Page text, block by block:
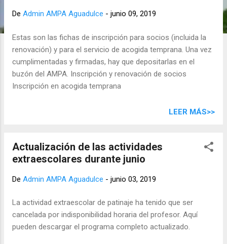
De Admin AMPA Aguadulce - junio 09, 2019
Estas son las fichas de inscripción para socios (incluida la
renovación) y para el servicio de acogida temprana. Una vez
cumplimentadas y firmadas, hay que depositarlas en el
buzón del AMPA. Inscripción y renovación de socios
Inscripción en acogida temprana
LEER MÁS>>
Actualización de las actividades
extraescolares durante junio
De Admin AMPA Aguadulce - junio 03, 2019
La actividad extraescolar de patinaje ha tenido que ser
cancelada por indisponibilidad horaria del profesor. Aquí
pueden descargar el programa completo actualizado.